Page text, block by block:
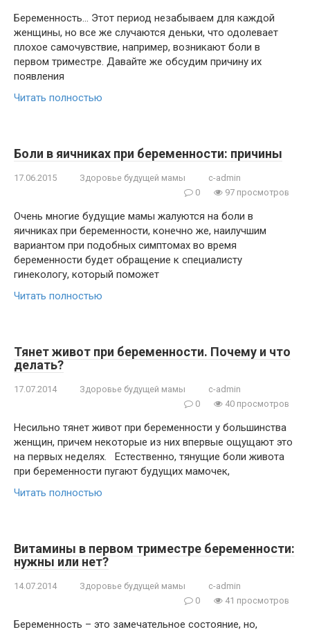
Беременность… Этот период незабываем для каждой
женщины, но все же случаются деньки, что одолевает
плохое самочувствие, например, возникают боли в
первом триместре. Давайте же обсудим причину их
появления
Читать полностью
Боли в яичниках при беременности: причины
17.06.2015 Здоровье будущей мамы
c-admin
0
97 просмотров
Очень многие будущие мамы жалуются на боли в
яичниках при беременности, конечно же, наилучшим
вариантом при подобных симптомах во время
беременности будет обращение к специалисту
гинекологу, который поможет
Читать полностью
Тянет живот при беременности. Почему и что
делать?
17.07.2014 Здоровье будущей мамы
c-admin
0
40 просмотров
Несильно тянет живот при беременности у большинства
женщин, причем некоторые из них впервые ощущают это
на первых неделях. Естественно, тянущие боли живота
при беременности пугают будущих мамочек,
Читать полностью
Витамины в первом триместре беременности:
нужны или нет?
14.07.2014 Здоровье будущей мамы
c-admin
0
41 просмотров
Беременность – это замечательное состояние, но,